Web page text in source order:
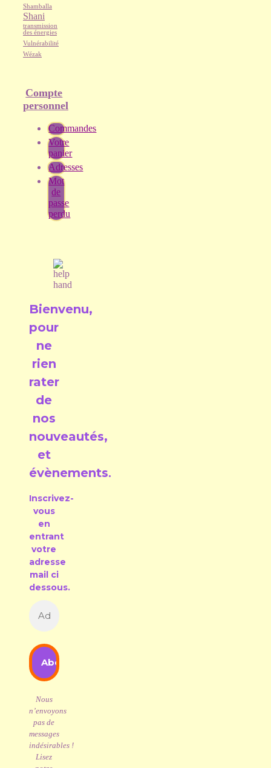
Shamballa
Shani
transmission
des énergies
Vulnérabilité
Wézak
Compte
personnel
Commandes
Votre
panier
Adresses
Mot
de
passe
perdu
Bienvenu,
pour
ne
rien
rater
de
nos
nouveautés,
et
évènements.
Inscrivez-
vous
en
entrant
votre
adresse
mail ci
dessous.
Nous
n’envoyons
pas de
messages
indésirables !
Lisez